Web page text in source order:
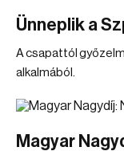
Ünneplik a
A csapattól
alkalmából.
Magyar